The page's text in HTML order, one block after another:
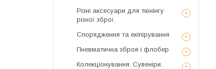
Різні аксесуари для тюнінгу
різної зброї.
Спорядження та екіпірування
Пневматична зброя і флобер
Колекціонування. Сувеніри.